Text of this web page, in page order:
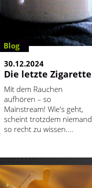
Blog
30.12.2024
Die letzte Zigarette
Mit dem Rauchen
aufhören – so
Mainstream! Wie's geht,
scheint trotzdem niemand
so recht zu wissen....